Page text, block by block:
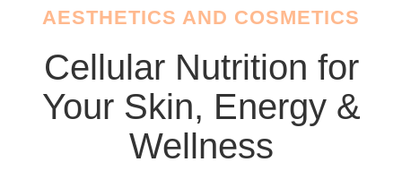
AESTHETICS AND COSMETICS
Cellular Nutrition for
Your Skin, Energy &
Wellness